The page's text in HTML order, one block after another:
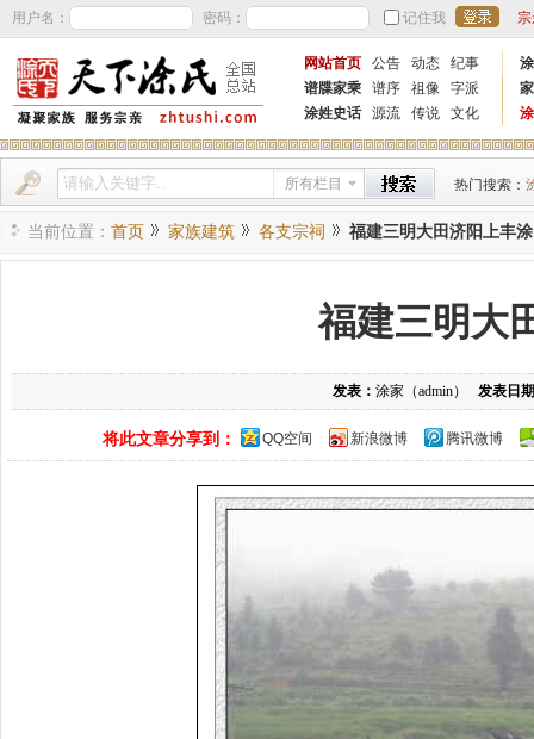
用户名： 密码： 记住我
网站首页 公告 动态 纪事
谱牒家乘
谱序 祖像 字派
涂姓史话
源流 传说 文化
所有栏目 热门搜索：
当前位置： 首页 家族建筑 各支宗祠 福建三明大田济阳上丰
福建三明大
发表： 涂家（admin） 发表日
将此文章分享到： QQ空间 新浪微博 腾讯微博